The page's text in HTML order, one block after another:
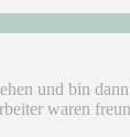
und bin
waren